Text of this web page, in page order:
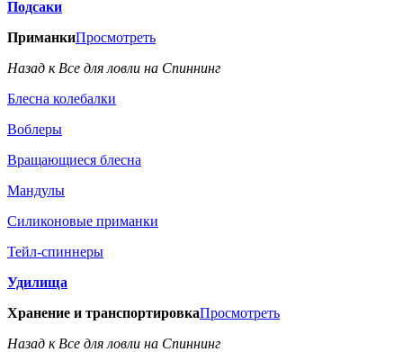
Подсаки
ПриманкиПросмотреть
Назад к Все для ловли на Спиннинг
Блесна колебалки
Воблеры
Вращающиеся блесна
Мандулы
Силиконовые приманки
Тейл-спиннеры
Удилища
Хранение и транспортировкаПросмотреть
Назад к Все для ловли на Спиннинг